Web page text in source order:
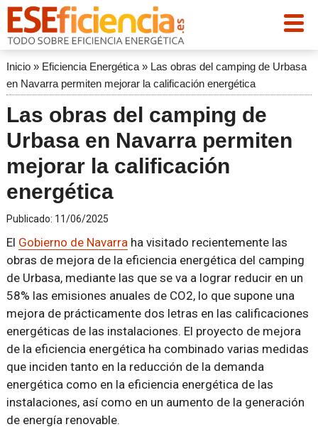
Inicio» Eficiencia Energética» Las obras del camping de Urbasa
en Navarra permiten mejorar la calificación energética
Las obras del camping de
Urbasa en Navarra permiten
mejorar la calificación
energética
Publicado: 11/06/2025
El Gobierno de Navarraha visitado recientemente las
obras de mejora de la eficiencia energética del camping
de Urbasa, mediante las que se va a lograr reducir en un
58% las emisiones anuales de CO2, lo que supone una
mejora de prácticamente dos letras en las calificaciones
energéticas de las instalaciones. El proyecto de mejora
de la eficiencia energética ha combinado varias medidas
que inciden tanto en la reducción de la demanda
energética como en la eficiencia energética de las
instalaciones, así como en un aumento de la generación
de energía renovable.